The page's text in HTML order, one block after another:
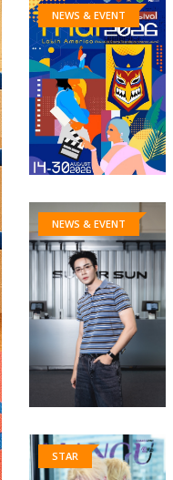
NEWS & EVENT
NEWS & EVENT
STAR